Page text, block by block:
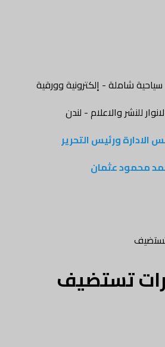
شاملة - إلكترونية وورقية
للنشر والاعلام - لندن
ورئيس التحرير
محمود عثمان
تستضيف